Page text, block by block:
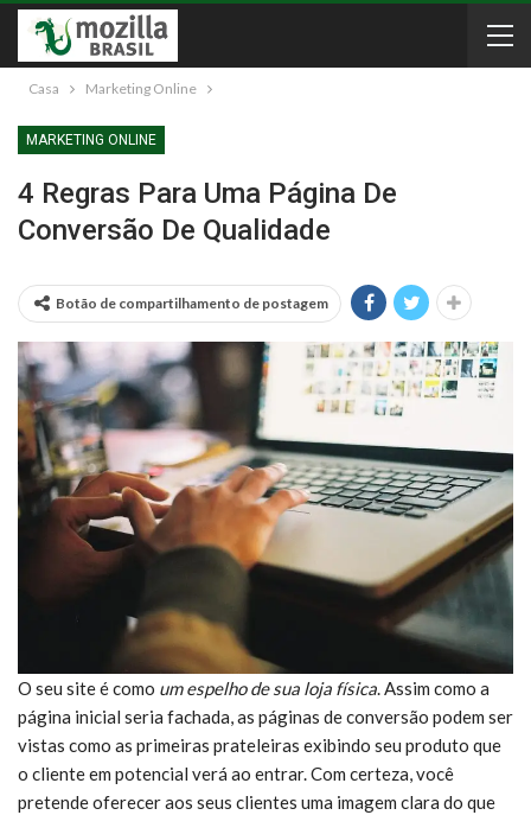
Casa Marketing Online
MARKETING ONLINE
4 Regras Para Uma Página De
Conversão De Qualidade
Botão de compartilhamento de postagem
O seu site é como um espelho de sua loja física. Assim como a
página inicial seria fachada, as páginas de conversão podem ser
vistas como as primeiras prateleiras exibindo seu produto que
o cliente em potencial verá ao entrar. Com certeza, você
pretende oferecer aos seus clientes uma imagem clara do que